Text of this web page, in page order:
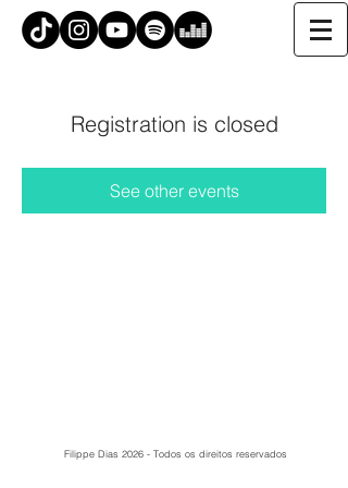
Registration is closed
See other events
Filippe Dias 2026 - Todos os direitos reservados